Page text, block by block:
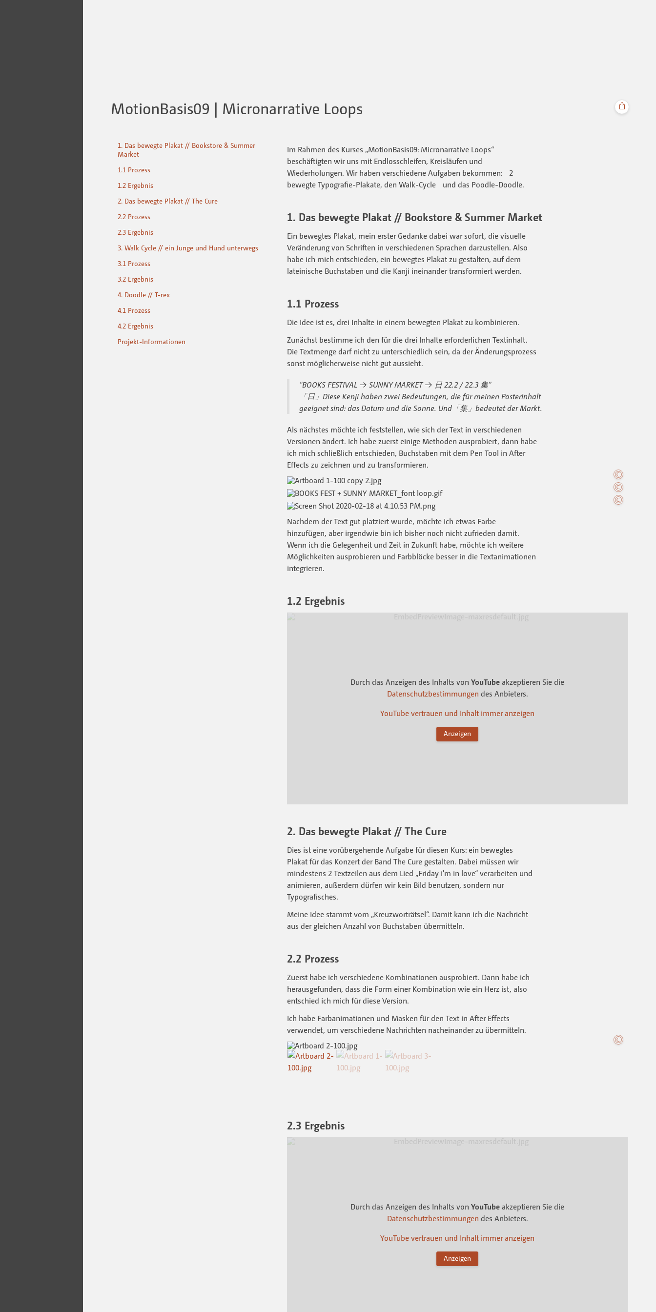
MotionBasis09 | Micronarrative Loops
1. Das bewegte Plakat // Bookstore & Summer
Market
1.1 Prozess
1.2 Ergebnis
2. Das bewegte Plakat // The Cure
2.2 Prozess
2.3 Ergebnis
3. Walk Cycle // ein Junge und Hund unterwegs
3.1 Prozess
3.2 Ergebnis
4. Doodle // T-rex
4.1 Prozess
4.2 Ergebnis
Projekt-Informationen
Im Rahmen des Kurses „MotionBasis09: Micronarrative Loops“
beschäftigten wir uns mit Endlosschleifen, Kreisläufen und
Wiederholungen. Wir haben verschiedene Aufgaben bekommen: 2
bewegte Typografie-Plakate, den Walk-Cycle und das Poodle-Doodle.
1. Das bewegte Plakat // Bookstore & Summer Market
Ein bewegtes Plakat, mein erster Gedanke dabei war sofort, die visuelle
Veränderung von Schriften in verschiedenen Sprachen darzustellen. Also
habe ich mich entschieden, ein bewegtes Plakat zu gestalten, auf dem
lateinische Buchstaben und die Kanji ineinander transformiert werden.
1.1 Prozess
Die Idee ist es, drei Inhalte in einem bewegten Plakat zu kombinieren.
Zunächst bestimme ich den für die drei Inhalte erforderlichen Textinhalt.
Die Textmenge darf nicht zu unterschiedlich sein, da der Änderungsprozess
sonst möglicherweise nicht gut aussieht.
“BOOKS FESTIVAL → SUNNY MARKET → 日 22.2 / 22.3 集”
「日」Diese Kenji haben zwei Bedeutungen, die für meinen Posterinhalt
geeignet sind: das Datum und die Sonne. Und「集」bedeutet der Markt.
Als nächstes möchte ich feststellen, wie sich der Text in verschiedenen
Versionen ändert. Ich habe zuerst einige Methoden ausprobiert, dann habe
ich mich schließlich entschieden, Buchstaben mit dem Pen Tool in After
Effects zu zeichnen und zu transformieren.
Nachdem der Text gut platziert wurde, möchte ich etwas Farbe
hinzufügen, aber irgendwie bin ich bisher noch nicht zufrieden damit.
Wenn ich die Gelegenheit und Zeit in Zukunft habe, möchte ich weitere
Möglichkeiten ausprobieren und Farbblöcke besser in die Textanimationen
integrieren.
1.2 Ergebnis
Durch das Anzeigen des Inhalts vonYouTube akzeptieren Sie die
Datenschutzbestimmungen des Anbieters.
YouTube vertrauen und Inhalt immer anzeigen
Anzeigen
2. Das bewegte Plakat // The Cure
Dies ist eine vorübergehende Aufgabe für diesen Kurs: ein bewegtes
Plakat für das Konzert der Band The Cure gestalten. Dabei müssen wir
mindestens 2 Textzeilen aus dem Lied „Friday i'm in love“ verarbeiten und
animieren, außerdem dürfen wir kein Bild benutzen, sondern nur
Typografisches.
Meine Idee stammt vom „Kreuzworträtsel“. Damit kann ich die Nachricht
aus der gleichen Anzahl von Buchstaben übermitteln.
2.2 Prozess
Zuerst habe ich verschiedene Kombinationen ausprobiert. Dann habe ich
herausgefunden, dass die Form einer Kombination wie ein Herz ist, also
entschied ich mich für diese Version.
Ich habe Farbanimationen und Masken für den Text in After Effects
verwendet, um verschiedene Nachrichten nacheinander zu übermitteln.
2.3 Ergebnis
Durch das Anzeigen des Inhalts vonYouTube akzeptieren Sie die
Datenschutzbestimmungen des Anbieters.
YouTube vertrauen und Inhalt immer anzeigen
Anzeigen